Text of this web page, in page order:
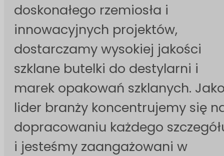
doskonałego rzemiosła i
innowacyjnych projektów,
dostarczamy wysokiej jakości
szklane butelki do destylarni i
marek opakowań szklanych.
lider branży koncentrujemy się
dopracowaniu każdego
i jesteśmy zaangażowani w